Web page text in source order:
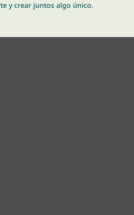
y crear juntos algo único.